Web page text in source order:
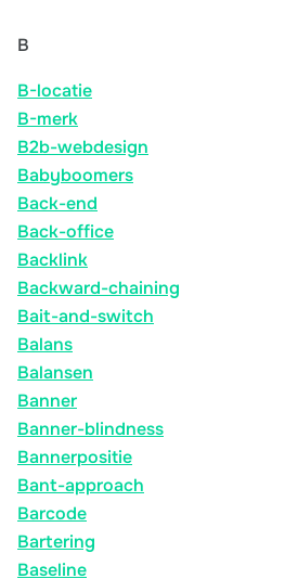
B
B-locatie
B-merk
B2b-webdesign
Babyboomers
Back-end
Back-office
Backlink
Backward-chaining
Bait-and-switch
Balans
Balansen
Banner
Banner-blindness
Bannerpositie
Bant-approach
Barcode
Bartering
Baseline